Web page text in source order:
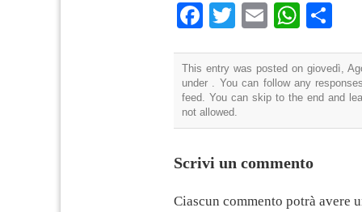
Facebook
TwitterEmail
This entry was posted on giovedì,
under . You can follow any
feed. You can skip to the end and
not allowed.
Scrivi un commento
Ciascun commento potrà avere